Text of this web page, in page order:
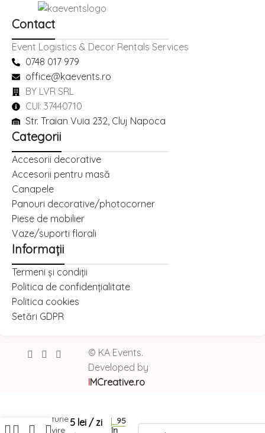
Contact
Event Logistics & Decor Rentals Services
0748 017 979
office@kaevents.ro
BY LVR SRL
CUI: 37440710
Str. Traian Vuia 232, Cluj Napoca
Categorii
Accesorii decorative
Accesorii pentru masă
Canapele
Panouri decorative/photocorner
Piese de mobilier
Vaze/suporti florali
Informații
Termeni și condiții
Politica de confidențialitate
Politica cookies
Setări GDPR
© KA Events.
Developed by
IMCreative.ro
Farfurie
Servire
5 lei / zi
95
în
Ridicare